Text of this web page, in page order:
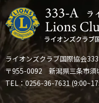
ライオンズクラブ国際協会
〒955-0092 新潟県三条市須
TEL：0256-36-7631